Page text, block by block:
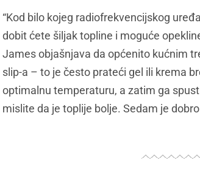
“Kod bilo kojeg radiofrekvencijskog
dobit ćete šiljak topline i moguće
James objašnjava da općenito kućnim
slip-a – to je često prateći gel ili krema
optimalnu temperaturu, a zatim ga
mislite da je toplije bolje. Sedam je